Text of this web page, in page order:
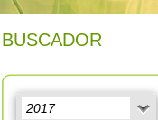
BUSCADOR